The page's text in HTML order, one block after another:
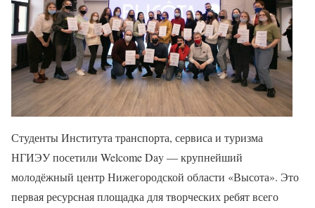
Студенты Института транспорта, сервиса и туризма
НГИЭУ посетили Welcome Day — крупнейший
молодёжный центр Нижегородской области «Высота». Это
первая ресурсная площадка для творческих ребят всего